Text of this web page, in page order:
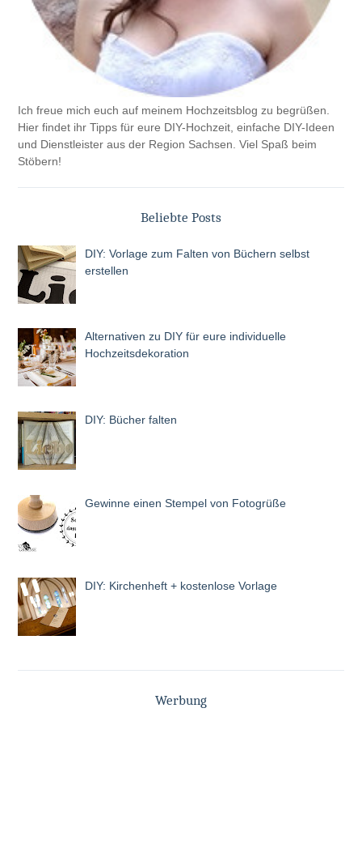
Ich freue mich euch auf meinem Hochzeitsblog zu begrüßen.
Hier findet ihr Tipps für eure DIY-Hochzeit, einfache DIY-Ideen
und Dienstleister aus der Region Sachsen. Viel Spaß beim
Stöbern!
Beliebte Posts
DIY: Vorlage zum Falten von Büchern selbst
erstellen
Alternativen zu DIY für eure individuelle
Hochzeitsdekoration
DIY: Bücher falten
Gewinne einen Stempel von Fotogrüße
DIY: Kirchenheft + kostenlose Vorlage
Werbung